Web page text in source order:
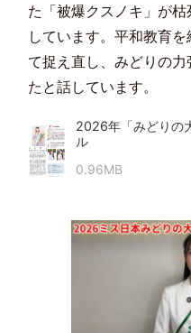
た「被爆クスノキ」が
しています。平和教育
て捉え直し、みどりの
たと話しています。
2026年「みどりの
ル
0.96MB